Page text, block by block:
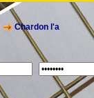
Chardon l'a